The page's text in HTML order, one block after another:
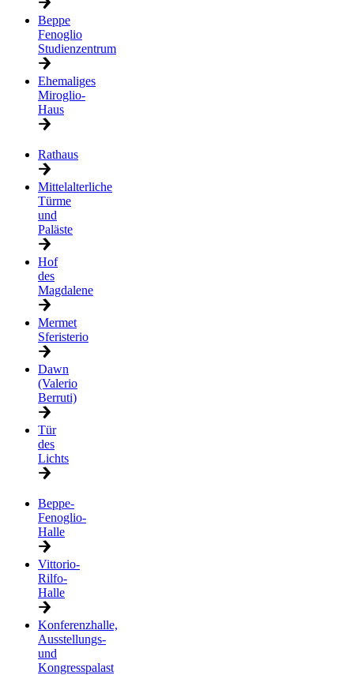
Beppe
Fenoglio
Studienzentrum
Ehemaliges
Miroglio-
Haus
Rathaus
Mittelalterliche
Türme
und
Paläste
Hof
des
Magdalene
Mermet
Sferisterio
Dawn
(Valerio
Berruti)
Tür
des
Lichts
Beppe-
Fenoglio-
Halle
Vittorio-
Rilfo-
Halle
Konferenzhalle,
Ausstellungs-
und
Kongresspalast